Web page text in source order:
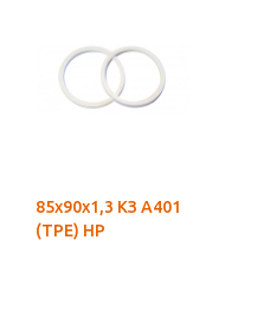
85х90х1,3 КЗ А401
(ТРЕ) НР